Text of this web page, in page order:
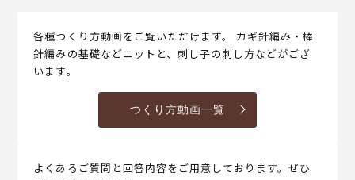
各種つくり方動画をご覧いただけます。 カギ針編み・棒
針編みの基礎などニットと、刺し子の刺し方などがござ
います。
つくり方動画一覧
よくあるご質問と回答内容をご用意しております。ぜひ